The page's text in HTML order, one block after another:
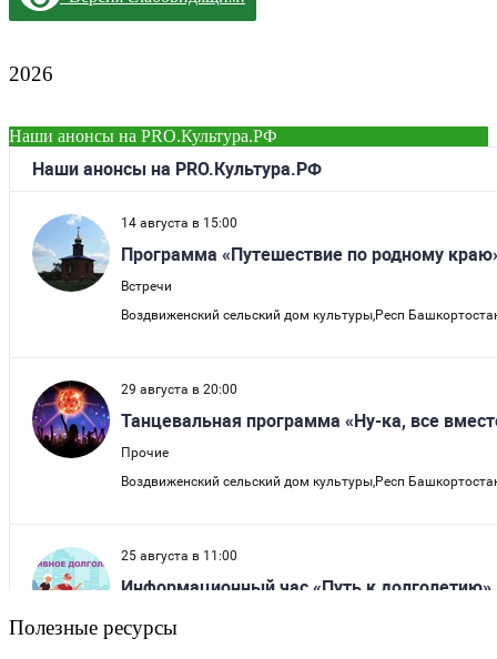
2026
Наши анонсы на PRO.Культура.РФ
Полезные ресурсы